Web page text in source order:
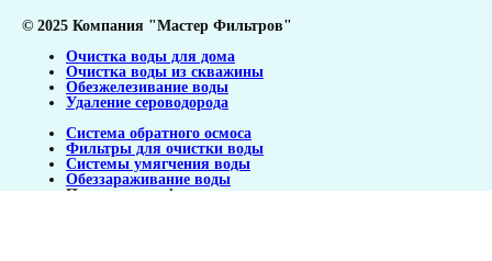
© 2025 Компания "Мастер Фильтров"
Очистка воды для дома
Очистка воды из скважины
Обезжелезивание воды
Удаление сероводорода
Система обратного осмоса
Фильтры для очистки воды
Системы умягчения воды
Обеззараживание воды
Политика конфиденциальности